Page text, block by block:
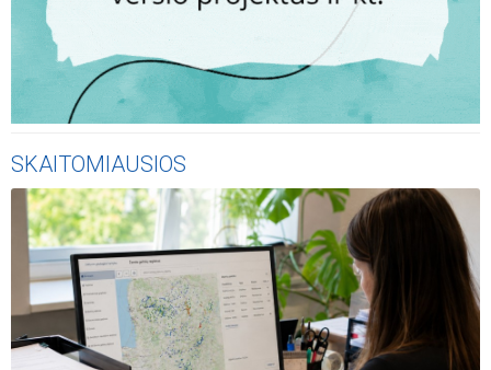
SKAITOMIAUSIOS